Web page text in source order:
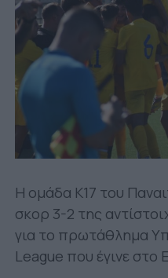
Η ομάδα Κ17 του
σκορ 3-2 της
για το πρωτάθλημα
League που έγινε στο